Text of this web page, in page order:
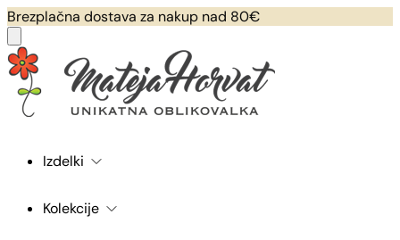
Brezplačna dostava za nakup nad 80€
Izdelki
Kolekcije